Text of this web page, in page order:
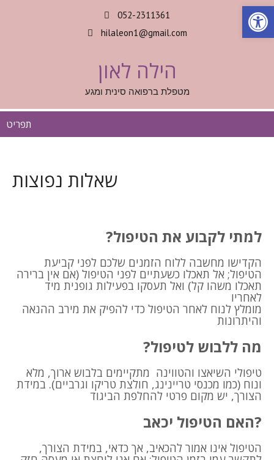
052-2311361
hilaleon1@gmail.com
הילה לאון
מטפלת ברפואה סינית ומגע
תפריט
שאלות נפוצות
למתי לקבוע את הטיפול?
הקדישו מחשבה ללוח הזמנים שלכם לפני קביעת
הטיפול; אל תאכלו כשעתיים לפני הטיפול (אם אין ברירה
תאכלו משהו קל) ואל תעסקו בפעילות ‏גופנית מיד
לאחריו
מומלץ לנוח לאחר הטיפול כדי להפיק את מירב ההנאה
והיתרונות‏
מה ללבוש לטיפול?
טיפולי השיאצו והטווינה מתקיימים בלבוש ארוך, מלא
ונוח (כמו מכנסי טריינינג, חולצת טריקו וגרביים). במידת
‏הצורך, יש מקום פרטי להחלפת הביגוד
האם הטיפול יכאב?
הטיפול אינו אמור להכאיב, אך כדאי, במידת הצורך,